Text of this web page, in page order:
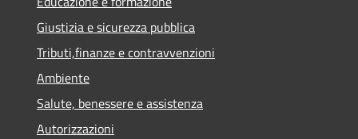
Giustizia e sicurezza pubblica
Tributi,finanze e contravvenzioni
Ambiente
Salute, benessere e assistenza
Autorizzazioni